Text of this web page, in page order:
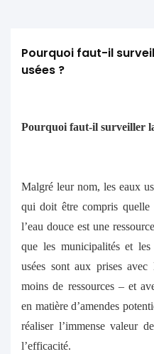
Pourquoi faut-il
usées ?
Pourquoi faut-il surveiller
Malgré leur nom, les eaux
qui doit être compris
l’eau douce est une
que les municipalités et
usées sont aux prises
moins de ressources – et
en matière d’amendes
réaliser l’immense valeur
l’efficacité.